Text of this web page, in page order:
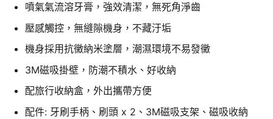
噴氣氣流溶牙膏，強效清潔，無死角淨齒
壓感觸控，無縫隙機身，不藏汙垢
機身採用抗黴納米塗層，潮濕環境不易發黴
3M磁吸掛壁，防潮不積水、好收納
配旅行收納盒，外出攜帶方便
配件: 牙刷手柄、刷頭 x 2、3M磁吸支架、磁吸收納